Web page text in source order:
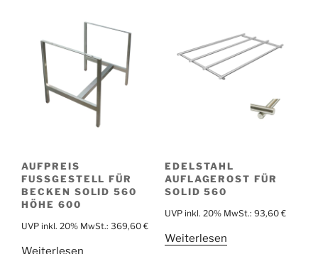
AUFPREIS
FUSSGESTELL FÜR B
ECKEN SOLID 560 H
ÖHE 600
UVP inkl. 20% MwSt.: 369,60 €
Weiterlesen
EDELSTAHL
AUFLAGEROST FÜR
SOLID 560
UVP inkl. 20% MwSt.: 93,60 €
Weiterlesen